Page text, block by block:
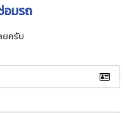
อมรถ
ยครับ